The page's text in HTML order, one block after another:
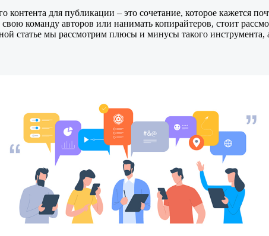
для публикации – это сочетание, которое кажется
команду авторов или нанимать копирайтеров, стоит
статье мы рассмотрим плюсы и минусы такого